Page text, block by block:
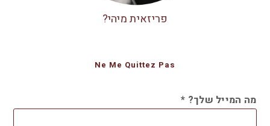
פריזאית מיהי?
Ne Me Quittez Pas
מה המייל שלך? *